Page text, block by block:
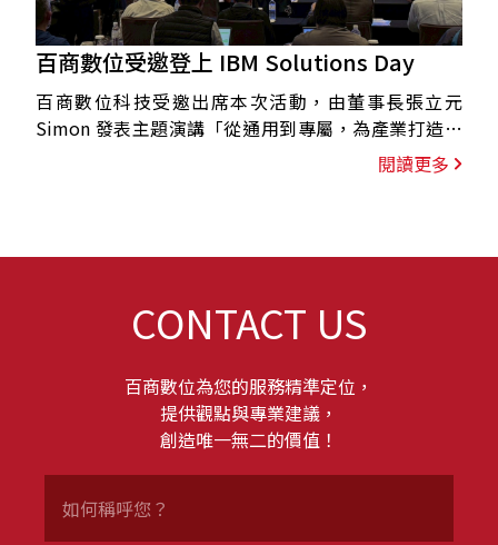
百商數位受邀登上 IBM Solutions Day
百商數位科技受邀出席本次活動，由董事長張立元
Simon 發表主題演講「從通用到專屬，為產業打造真
正有價值的 AI」，分享企業 AI 落地的關鍵趨勢與實務
閱讀更多
CONTACT US
百商數位為您的服務精準定位，
提供觀點與專業建議，
創造唯一無二的價值！